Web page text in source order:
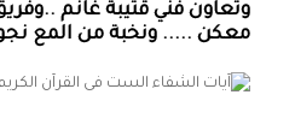
وتعاون فني قتيبة غانم
معكن ..... ونخبة من المع